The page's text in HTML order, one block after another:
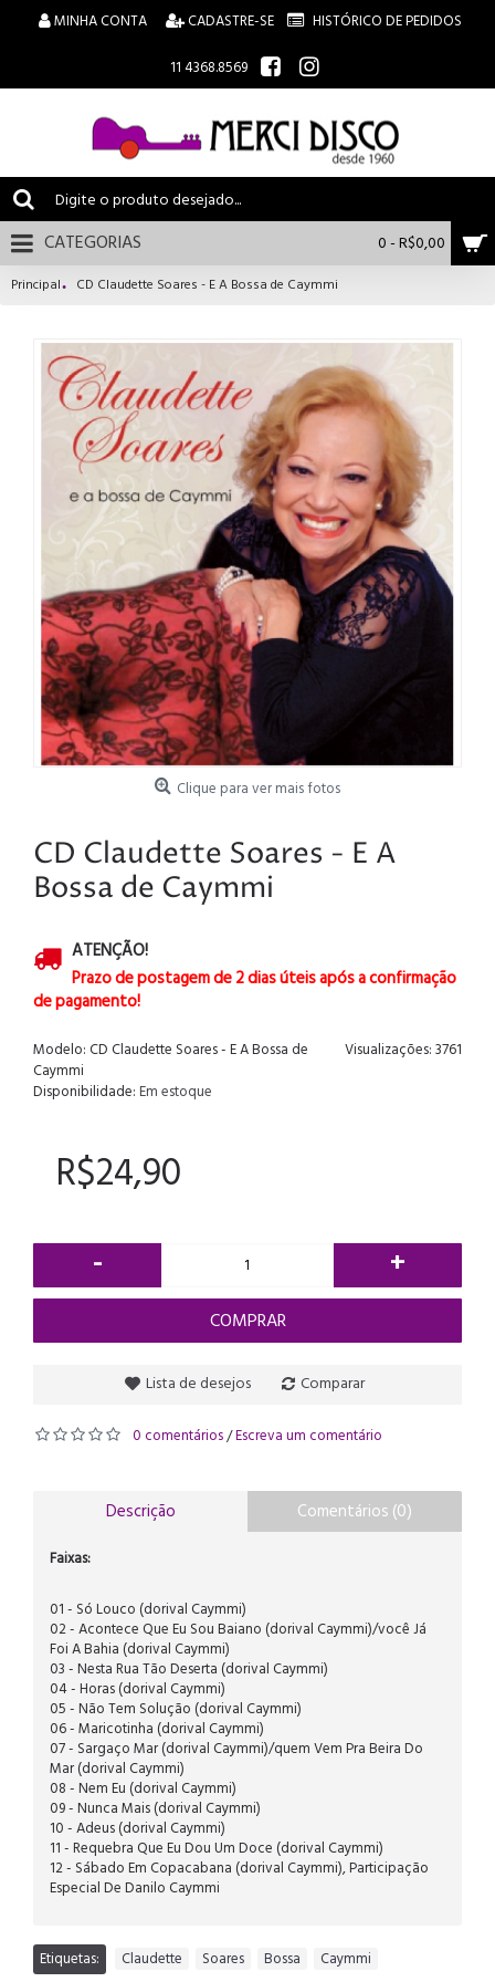
MINHA CONTA CADASTRE-SE
HISTÓRICO DE PEDIDOS
11 4368.8569
0 - R$0,00
CATEGORIAS
Principal CD Claudette Soares - E A Bossa de Caymmi
Clique para ver mais fotos
CD Claudette Soares - E A
Bossa de Caymmi
ATENÇÃO!
Prazo de postagem de 2 dias úteis após a confirmação
de pagamento!
Visualizações: 3761
Modelo: CD Claudette Soares - E A Bossa de
Caymmi
Disponibilidade:Em estoque
R$24,90
- +
COMPRAR
Lista de desejos Comparar
0 comentários/Escreva um comentário
Descrição Comentários (0)
Faixas:
01 - Só Louco (dorival Caymmi)
02 - Acontece Que Eu Sou Baiano (dorival Caymmi)/você Já
Foi A Bahia (dorival Caymmi)
03 - Nesta Rua Tão Deserta (dorival Caymmi)
04 - Horas (dorival Caymmi)
05 - Não Tem Solução (dorival Caymmi)
06 - Maricotinha (dorival Caymmi)
07 - Sargaço Mar (dorival Caymmi)/quem Vem Pra Beira Do
Mar (dorival Caymmi)
08 - Nem Eu (dorival Caymmi)
09 - Nunca Mais (dorival Caymmi)
10 - Adeus (dorival Caymmi)
11 - Requebra Que Eu Dou Um Doce (dorival Caymmi)
12 - Sábado Em Copacabana (dorival Caymmi), Participação
Especial De Danilo Caymmi
Etiquetas: Claudette Soares Bossa Caymmi